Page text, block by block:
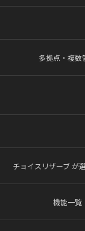
多拠点・複数
チョイスリザーブ が
機能一覧